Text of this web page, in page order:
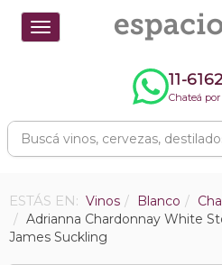
Toggle
navigation
11-
Chateá
ESTÁS EN: Vinos Blanco
Adrianna Chardonnay White
James Suckling